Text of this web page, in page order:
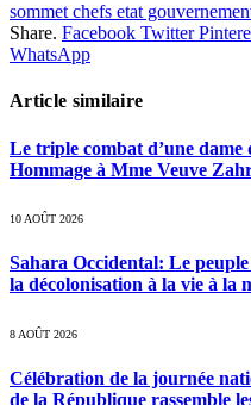
sommet chefs etat
Share. Facebook Twitter
WhatsApp
Article similaire
Le triple combat d’une dame
Hommage à Mme Veuve
10 AOÛT 2026
Sahara Occidental: Le
la décolonisation à la vie à la
8 AOÛT 2026
Célébration de la journée
de la République rassemble